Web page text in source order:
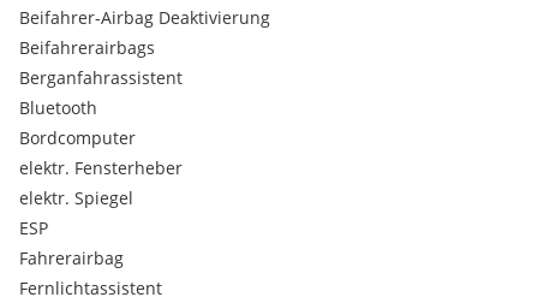
Uni-Lackierung
Geschwindigkeitsbegrenzer
6 Jahre Garantie bis 150.000 Kilometer
Beheizbare Vordersitze
Elektronische Parkbremse inkl. Autohold
Müdigkeitserkennung (DAA)
Halogenscheinwerfer
Heckspoiler
6 Lautsprecher
Automatisch abblendbarer Innenspiegel
Rücksitzlehne geteilt umklappbar / 60:40
Haiflossenantenne
Beifahrer-Airbag Deaktivierung
Beifahrerairbags
Berganfahrassistent
Bluetooth
Bordcomputer
elektr. Fensterheber
elektr. Spiegel
ESP
Fahrerairbag
Fernlichtassistent